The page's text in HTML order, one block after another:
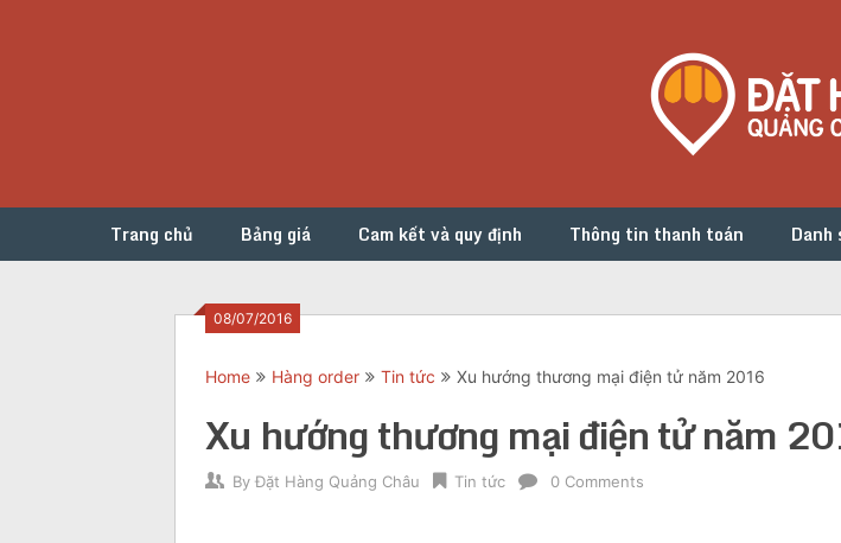
Trang chủ Bảng giá Cam kết và quy định Thông tin thanh toán Danh
08/07/2016
Home Hàng order Tin tức Xu hướng thương mại điện tử năm 2016
Xu hướng thương mại điện tử năm
By Đặt Hàng Quảng Châu Tin tức 0 Comments